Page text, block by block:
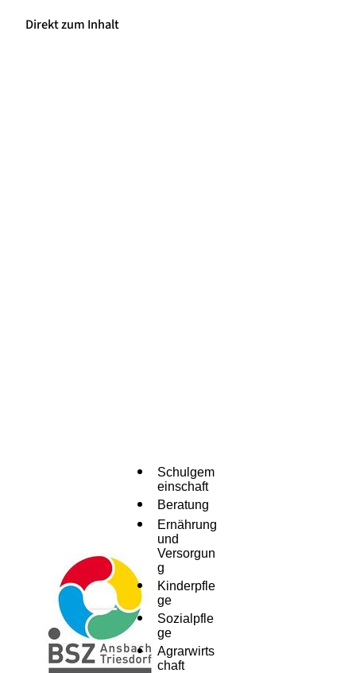
Direkt zum Inhalt
Menü
Schulgem
einschaft
Beratung
Ernährung
und
Versorgun
g
Kinderpfle
ge
Sozialpfle
ge
Agrarwirts
chaft